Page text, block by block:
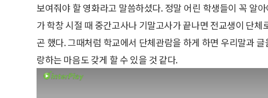
보여줘야 할 영화라고 말씀하셨다. 정말 어린 학생들이 꼭 알
가 학창 시절 때 중간고사나 기말고사가 끝나면 전교생이 단
곤 했다. 그때처럼 학교에서 단체관람을 하게 하면 우리말과
랑하는 마음도 갖게 할 수 있을 것 같다.